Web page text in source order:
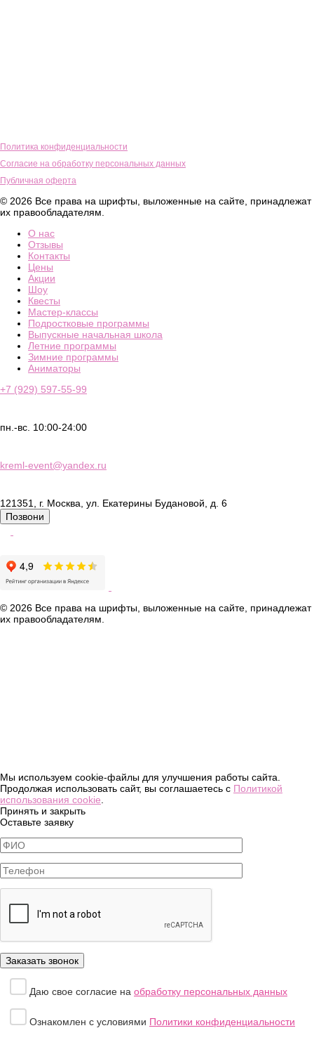
Политика конфиденциальности
Согласие на обработку персональных данных
Публичная оферта
© 2026 Все права на шрифты, выложенные на сайте, принадлежат
их правообладателям.
О нас
Отзывы
Контакты
Цены
Акции
Шоу
Квесты
Мастер-классы
Подростковые программы
Выпускные начальная школа
Летние программы
Зимние программы
Аниматоры
+7 (929) 597-55-99
пн.-вс. 10:00-24:00
kreml-event@yandex.ru
121351, г. Москва, ул. Екатерины Будановой, д. 6
Позвони
© 2026 Все права на шрифты, выложенные на сайте, принадлежат
их правообладателям.
Мы используем cookie-файлы для улучшения работы сайта.
Продолжая использовать сайт, вы соглашаетесь с Политикой
использования cookie
Принять и закрыть
Оставьте заявку
Даю свое согласие на обработку персональных данных
Ознакомлен с условиями Политики конфиденциальности